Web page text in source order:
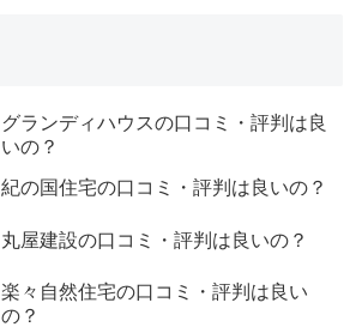
グランディハウスの口コミ・評判は良
いの？
紀の国住宅の口コミ・評判は良いの？
丸屋建設の口コミ・評判は良いの？
楽々自然住宅の口コミ・評判は良い
の？